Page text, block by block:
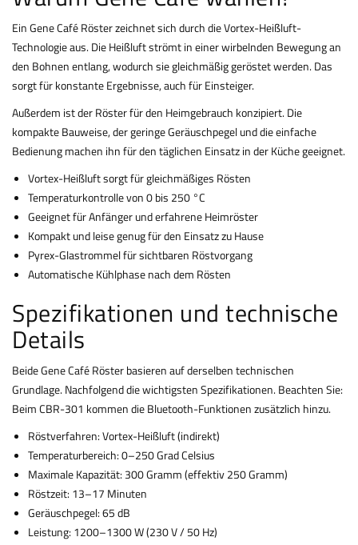
Ein Gene Café Röster zeichnet sich durch die Vortex-Heißluft-
Technologie aus. Die Heißluft strömt in einer wirbelnden Bewegung an
den Bohnen entlang, wodurch sie gleichmäßig geröstet werden. Das
sorgt für konstante Ergebnisse, auch für Einsteiger.
Außerdem ist der Röster für den Heimgebrauch konzipiert. Die
kompakte Bauweise, der geringe Geräuschpegel und die einfache
Bedienung machen ihn für den täglichen Einsatz in der Küche geeignet.
Vortex-Heißluft sorgt für gleichmäßiges Rösten
Temperaturkontrolle von 0 bis 250 °C
Geeignet für Anfänger und erfahrene Heimröster
Kompakt und leise genug für den Einsatz zu Hause
Pyrex-Glastrommel für sichtbaren Röstvorgang
Automatische Kühlphase nach dem Rösten
Spezifikationen und technische
Details
Beide Gene Café Röster basieren auf derselben technischen
Grundlage. Nachfolgend die wichtigsten Spezifikationen. Beachten Sie:
Beim CBR-301 kommen die Bluetooth-Funktionen zusätzlich hinzu.
Röstverfahren: Vortex-Heißluft (indirekt)
Temperaturbereich: 0–250 Grad Celsius
Maximale Kapazität: 300 Gramm (effektiv 250 Gramm)
Röstzeit: 13–17 Minuten
Geräuschpegel: 65 dB
Leistung: 1200–1300 W (230 V / 50 Hz)